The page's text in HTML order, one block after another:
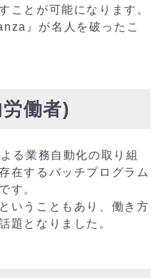
ことが可能になります。
』が名人を破ったこ
働者)
る業務自動化の取り組
在するバッチプログラム
す。
いうこともあり、働き方
題となりました。